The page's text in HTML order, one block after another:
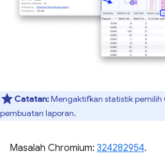
Catatan:Mengaktifkan statistik
pembuatan laporan.
Masalah Chromium: 324282954.